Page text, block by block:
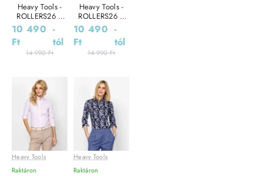
Heavy Tools -
ROLLERS26 /
NAUTICAL -
Férfi ing
10 490
Ft
-
tól
14 990 Ft
Heavy Tools -
ROLLERS26 /
LIGHTMESH -
Férfi ing
10 490
Ft
-
tól
14 990 Ft
Leárazás
Heavy Tools
Raktáron
Leárazás
Heavy Tools
Raktáron